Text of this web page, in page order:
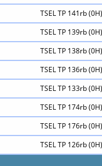
TSEL TP 141rb (0H)
TSEL TP 139rb (0H)
TSEL TP 138rb (0H)
TSEL TP 136rb (0H)
TSEL TP 133rb (0H)
TSEL TP 174rb (0H)
TSEL TP 176rb (0H)
TSEL TP 126rb (0H)